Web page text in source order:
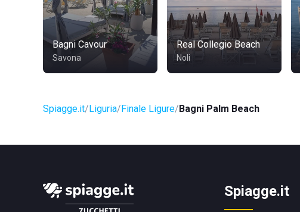
Bagni Cavour
Savona
Real Collegio Beach
Noli
Spiagge.it Liguria Finale Ligure Bagni Palm Beach
Spiagge.it